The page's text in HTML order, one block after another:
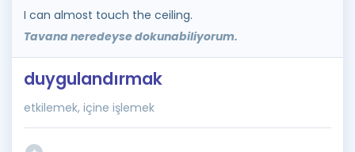
I can almost touch the ceiling.
Tavana neredeyse dokunabiliyorum.
duygulandırmak
etkilemek, içine işlemek